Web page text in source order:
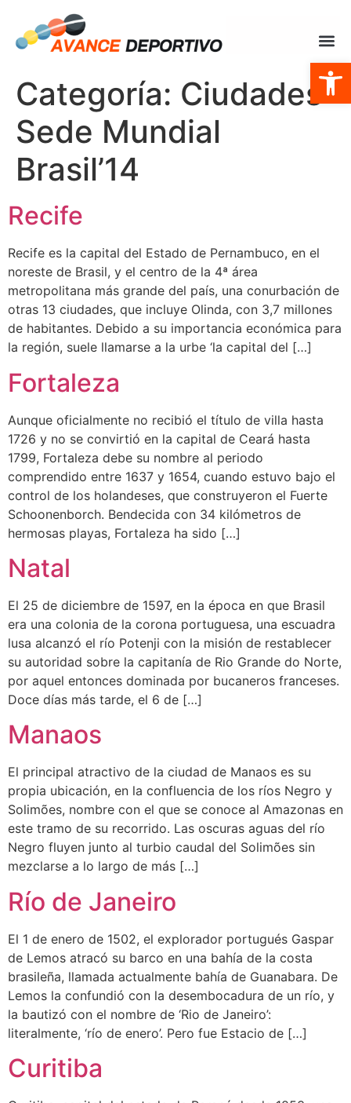
Abrir
Categoría: Ciudades
Sede Mundial
Brasil’14
Recife
Recife es la capital del Estado de Pernambuco, en el
noreste de Brasil, y el centro de la 4ª área
metropolitana más grande del país, una conurbación de
otras 13 ciudades, que incluye Olinda, con 3,7 millones
de habitantes. Debido a su importancia económica para
la región, suele llamarse a la urbe ‘la capital del […]
Fortaleza
Aunque oficialmente no recibió el título de villa hasta
1726 y no se convirtió en la capital de Ceará hasta
1799, Fortaleza debe su nombre al periodo
comprendido entre 1637 y 1654, cuando estuvo bajo el
control de los holandeses, que construyeron el Fuerte
Schoonenborch. Bendecida con 34 kilómetros de
hermosas playas, Fortaleza ha sido […]
Natal
El 25 de diciembre de 1597, en la época en que Brasil
era una colonia de la corona portuguesa, una escuadra
lusa alcanzó el río Potenji con la misión de restablecer
su autoridad sobre la capitanía de Rio Grande do Norte,
por aquel entonces dominada por bucaneros franceses.
Doce días más tarde, el 6 de […]
Manaos
El principal atractivo de la ciudad de Manaos es su
propia ubicación, en la confluencia de los ríos Negro y
Solimões, nombre con el que se conoce al Amazonas en
este tramo de su recorrido. Las oscuras aguas del río
Negro fluyen junto al turbio caudal del Solimões sin
mezclarse a lo largo de más […]
Río de Janeiro
El 1 de enero de 1502, el explorador portugués Gaspar
de Lemos atracó su barco en una bahía de la costa
brasileña, llamada actualmente bahía de Guanabara. De
Lemos la confundió con la desembocadura de un río, y
la bautizó con el nombre de ‘Rio de Janeiro’:
literalmente, ‘río de enero’. Pero fue Estacio de […]
Curitiba